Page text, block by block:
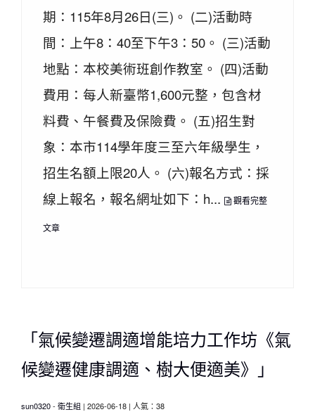
期：115年8月26日(三)。 (二)活動時
間：上午8：40至下午3：50。 (三)活動
地點：本校美術班創作教室。 (四)活動
費用：每人新臺幣1,600元整，包含材
料費、午餐費及保險費。 (五)招生對
象：本市114學年度三至六年級學生，
招生名額上限20人。 (六)報名方式：採
線上報名，報名網址如下：h...
觀看完整
文章
「氣候變遷調適增能培力工作坊《氣
候變遷健康調適、樹大便適美》」
sun0320- 衛生組 | 2026-06-18 | 人氣：38